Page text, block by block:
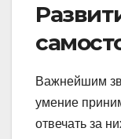
Важнейшим
умение
отвечать за